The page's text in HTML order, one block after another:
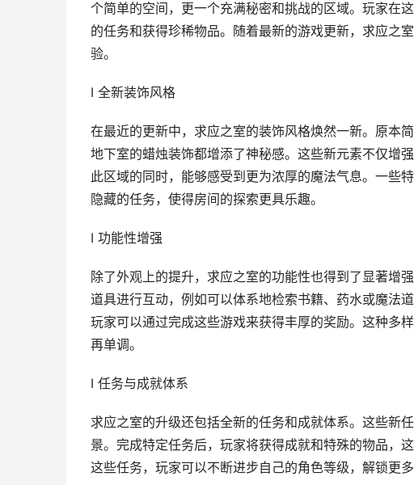
个简单的空间，更一个充满秘密和挑战的区域。玩家在
的任务和获得珍稀物品。随着最新的游戏更新，求应之
验。
I 全新装饰风格
在最近的更新中，求应之室的装饰风格焕然一新。原本
地下室的蜡烛装饰都增添了神秘感。这些新元素不仅增
此区域的同时，能够感受到更为浓厚的魔法气息。一些
隐藏的任务，使得房间的探索更具乐趣。
I 功能性增强
除了外观上的提升，求应之室的功能性也得到了显著增
道具进行互动，例如可以体系地检索书籍、药水或魔法
玩家可以通过完成这些游戏来获得丰厚的奖励。这种多
再单调。
I 任务与成就体系
求应之室的升级还包括全新的任务和成就体系。这些新
景。完成特定任务后，玩家将获得成就和特殊的物品，
这些任务，玩家可以不断进步自己的角色等级，解锁更